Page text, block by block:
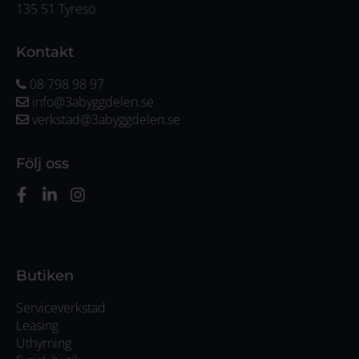
135 51 Tyresö
Kontakt
08 798 98 97
info@3abyggdelen.se
verkstad@3abyggdelen.se
Följ oss
Butiken
Serviceverkstad
Leasing
Uthyrning